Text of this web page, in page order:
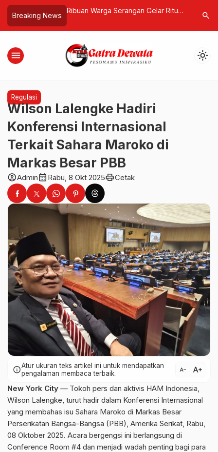
Breaking News
Gelar Ritual
Kawasan Kura
Australian Consul-General Visits
#AussieBanget Corner at Undiksha
Royal
Liburan
search
menu light_mode
Regulasi
Wilson Lalengke Hadiri
Konferensi Internasional
Terkait Sahara Maroko di
Markas Besar PBB
account_circleAdmincalendar_month Rabu, 8 Okt 2025printCetak
infoAtur ukuran teks artikel ini untuk mendapatkan
pengalaman membaca terbaik.
text_decrease text_increase
New York City — Tokoh pers dan aktivis HAM Indonesia,
Wilson Lalengke, turut hadir dalam Konferensi Internasional
yang membahas isu Sahara Maroko di Markas Besar
Perserikatan Bangsa-Bangsa (PBB), Amerika Serikat, Rabu,
08 Oktober 2025. Acara bergengsi ini berlangsung di
Conference Room #4 dan menjadi wadah penting bagi para